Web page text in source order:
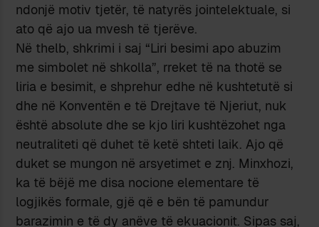
ndonjë motiv tjetër, të natyrës jointelektuale, si
ato që ajo ua mvesh të tjerëve.
Në thelb, shkrimi i saj “Liri besimi apo abuzim
me simbolet në shkolla”, rreket të na thotë se
liria e besimit, e shprehur edhe në kushtetutë si
dhe në Konventën e të Drejtave të Njeriut, nuk
është absolute dhe se kjo liri kushtëzohet nga
neutraliteti që duhet të ketë shteti laik. Ajo që
duket se mungon në arsyetimet e znj. Minxhozi,
ka të bëjë me disa nocione elementare të
logjikës formale, gjë që e bën të pamundur
barazimin e të dy anëve të ekuacionit. Sipas saj,